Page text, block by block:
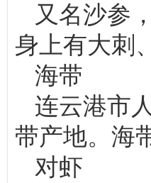
又名沙参
身上有大刺
海带
连云港市
带产地。海
对虾